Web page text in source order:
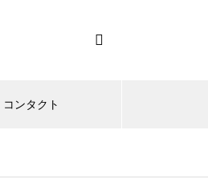
コンタクト